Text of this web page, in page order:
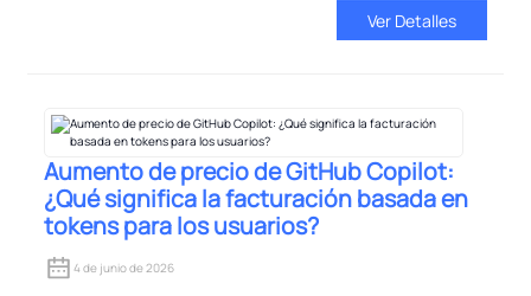
Ver Detalles
Aumento de precio de GitHub Copilot:
¿Qué significa la facturación basada en
tokens para los usuarios?
4 de junio de 2026